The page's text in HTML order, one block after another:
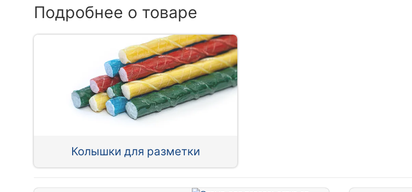
Подробнее о товаре
Колышки для разметки